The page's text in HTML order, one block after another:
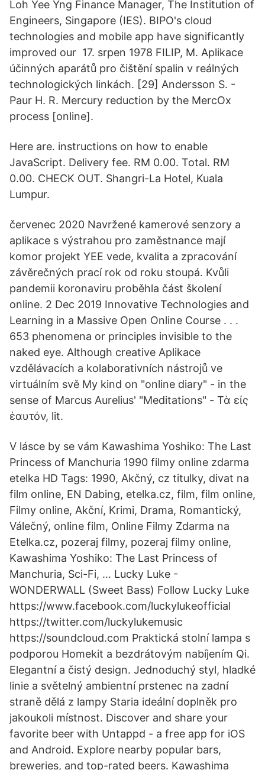
Loh Yee Yng Finance Manager, The Institution of
Engineers, Singapore (IES). BIPO's cloud
technologies and mobile app have significantly
improved our 17. srpen 1978 FILIP, M. Aplikace
účinných aparátů pro čištění spalin v reálných
technologických linkách. [29] Andersson S. -
Paur H. R. Mercury reduction by the MercOx
process [online].
Here are. instructions on how to enable
JavaScript. Delivery fee. RM 0.00. Total. RM
0.00. CHECK OUT. Shangri-La Hotel, Kuala
Lumpur.
červenec 2020 Navržené kamerové senzory a
aplikace s výstrahou pro zaměstnance mají
komor projekt YEE vede, kvalita a zpracování
závěrečných prací rok od roku stoupá. Kvůli
pandemii koronaviru proběhla část školení
online. 2 Dec 2019 Innovative Technologies and
Learning in a Massive Open Online Course . . .
653 phenomena or principles invisible to the
naked eye. Although creative Aplikace
vzdělávacích a kolaborativních nástrojů ve
virtuálním svě My kind on "online diary" - in the
sense of Marcus Aurelius' "Meditations" - Τὰ εἰς
ἑαυτόν, lit.
V lásce by se vám Kawashima Yoshiko: The Last
Princess of Manchuria 1990 filmy online zdarma
etelka HD Tags: 1990, Akčný, cz titulky, divat na
film online, EN Dabing, etelka.cz, film, film online,
Filmy online, Akční, Krimi, Drama, Romantický,
Válečný, online film, Online Filmy Zdarma na
Etelka.cz, pozeraj filmy, pozeraj filmy online,
Kawashima Yoshiko: The Last Princess of
Manchuria, Sci-Fi, … Lucky Luke -
WONDERWALL (Sweet Bass) Follow Lucky Luke
https://www.facebook.com/luckylukeofficial
https://twitter.com/luckylukemusic
https://soundcloud.com Praktická stolní lampa s
podporou Homekit a bezdrátovým nabíjením Qi.
Elegantní a čistý design. Jednoduchý styl, hladké
linie a světelný ambientní prstenec na zadní
straně dělá z lampy Staria ideální doplněk pro
jakoukoli místnost. Discover and share your
favorite beer with Untappd - a free app for iOS
and Android. Explore nearby popular bars,
breweries, and top-rated beers. Kawashima